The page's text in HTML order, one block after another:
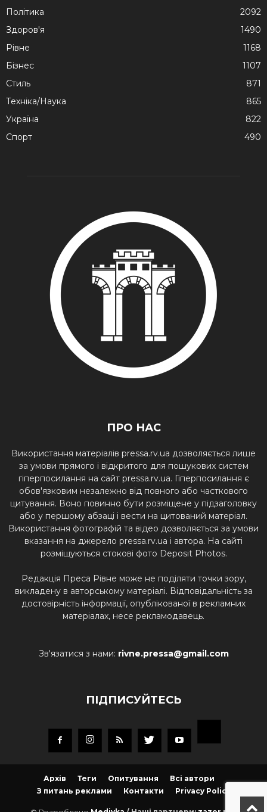
Політика
2092
Здоров'я
1490
Рівне
1168
Бізнес
1107
Стиль
871
Техніка/Наука
865
Україна
822
Спорт
490
ПРО НАС
Використання матеріалів pressa.rv.ua дозволяється лише
за умови прямого і відкритого для пошукових систем
гіперпосилання на сайт pressa.rv.ua. Гіперпосилання є
обов'язковим незалежно від повного або часткового
цитування. Воно повинно бути розміщене у підзаголовку
або у першому абзаці і вести на цитований матеріал.
Використання фотографій та відео дозволяється за умови
вказання на джерело pressa.rv.ua і автора. На сайті
розміщуються стокові фото Deposit Photos.
Редакція Преса Рівне може не поділяти точки зору,
викладену в авторському матеріалі. Відповідальність за
достовірність інформації, опублікованої в рекламних
матеріалах, несе рекламодавець.
Зв'язатися з нами: rivne.pressa@gmail.com
ПІДПИСУЙТЕСЬ
Архів Теги Опитування
Всі автори
З питань реклами
Контакти Privacy Policy